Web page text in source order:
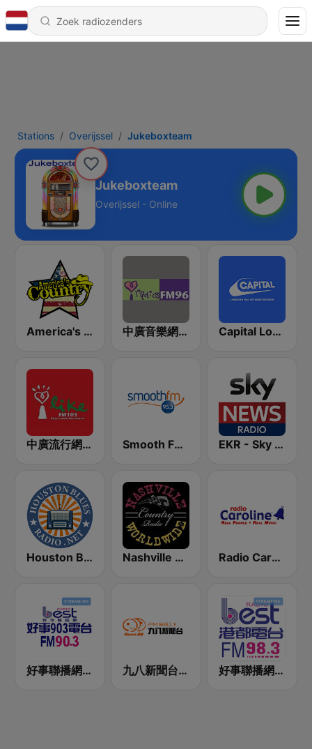
Stations Overijssel Jukeboxteam
Jukeboxteam
Overijssel - Online
America's Country 中廣音樂網 i Radio FM96.3 Capital London
中廣流行網 I like radio Smooth FM 95.3 Sydney EKR - Sky News Radio
Houston Blues Radio Nashville Worldwide Country Radio Radio Caroline
好事聯播網 Best Radio FM90.3 九八新聞台 News98 FM 98.1 好事聯播網 港都983 Best Radio FM98.3